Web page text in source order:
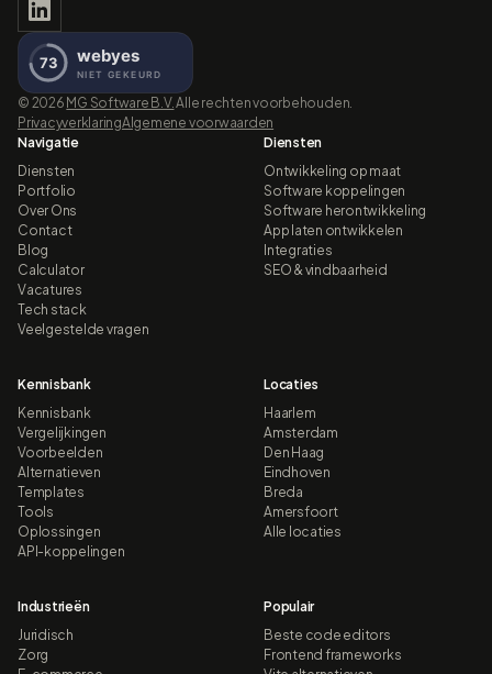
© 2026 MG Software B.V. Alle rechten voorbehouden.
PrivacyverklaringAlgemene voorwaarden
Navigatie
Diensten
Portfolio
Over Ons
Contact
Blog
Calculator
Vacatures
Tech stack
Veelgestelde vragen
Diensten
Ontwikkeling op maat
Software koppelingen
Software herontwikkeling
App laten ontwikkelen
Integraties
SEO & vindbaarheid
Kennisbank
Kennisbank
Vergelijkingen
Voorbeelden
Alternatieven
Templates
Tools
Oplossingen
API-koppelingen
Locaties
Haarlem
Amsterdam
Den Haag
Eindhoven
Breda
Amersfoort
Alle locaties
Industrieën
Juridisch
Zorg
Populair
Beste code editors
Frontend frameworks